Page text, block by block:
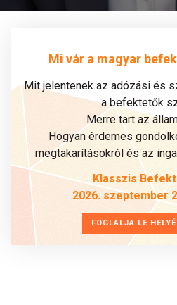
Mi vár a magyar
Mit jelentenek az adózási és
a befektetők
Merre tart az
Hogyan érdemes
megtakarításokról és az
Klasszis
2026. szeptember
FOGLALJA LE